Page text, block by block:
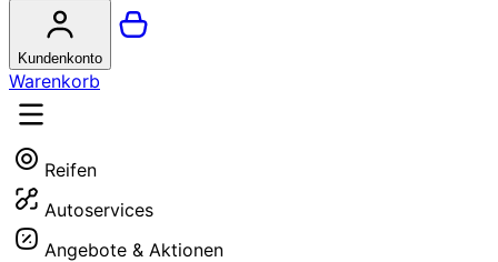
Kundenkonto
Warenkorb
Reifen
Autoservices
Angebote & Aktionen